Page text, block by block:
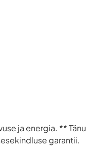
ja energia. ** Tänu
garantii.